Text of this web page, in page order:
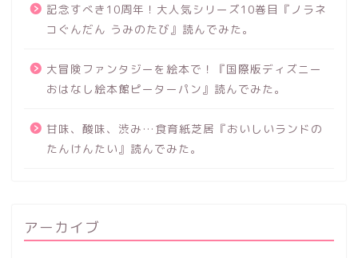
記念すべき10周年！大人気シリーズ10巻目『ノラネ
コぐんだん うみのたび』読んでみた。
大冒険ファンタジーを絵本で！『国際版ディズニー
おはなし絵本館ピーターパン』読んでみた。
甘味、酸味、渋み…食育紙芝居『おいしいランドの
たんけんたい』読んでみた。
アーカイブ